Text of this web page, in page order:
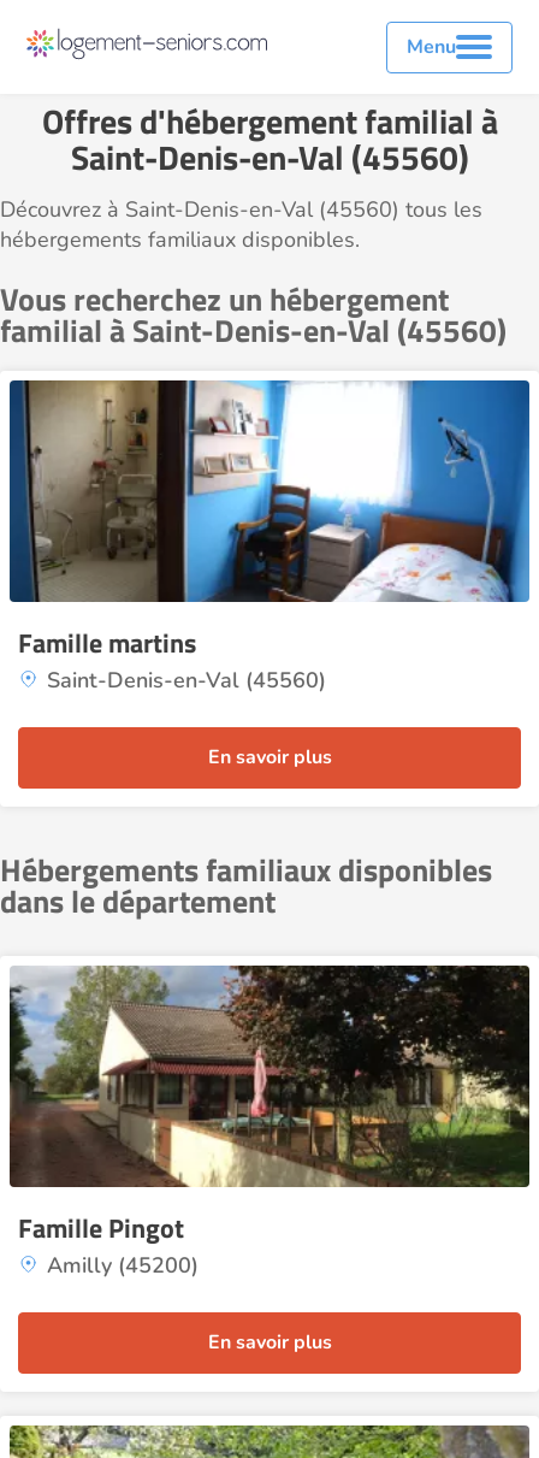
Menu
Offres d'hébergement familial à
Saint-Denis-en-Val (45560)
Découvrez à Saint-Denis-en-Val (45560) tous les
hébergements familiaux disponibles.
Vous recherchez un hébergement
familial à Saint-Denis-en-Val (45560)
Famille martins
Saint-Denis-en-Val (45560)
En savoir plus
Hébergements familiaux disponibles
dans le département
Famille Pingot
Amilly (45200)
En savoir plus